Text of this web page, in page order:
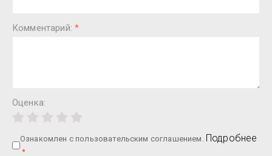
Комментарий:*
Оценка:
Ознакомлен с пользовательским соглашением. Подробнее